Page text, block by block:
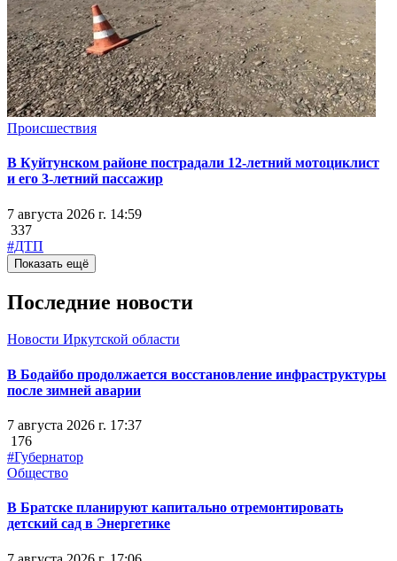
Происшествия
В Куйтунском районе пострадали 12-летний мотоциклист
и его 3-летний пассажир
7 августа 2026 г. 14:59
337
#ДТП
Показать ещё
Последние новости
Новости Иркутской области
В Бодайбо продолжается восстановление инфраструктуры
после зимней аварии
7 августа 2026 г. 17:37
176
#Губернатор
Общество
В Братске планируют капитально отремонтировать
детский сад в Энергетике